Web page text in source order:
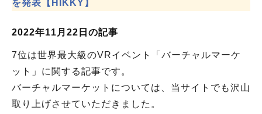
を発表【HIKKY】
2022年11月22日の記事
7位は世界最大級のVRイベント「バーチャルマーケ
ット」に関する記事です。
バーチャルマーケットについては、当サイトでも沢山
取り上げさせていただきました。